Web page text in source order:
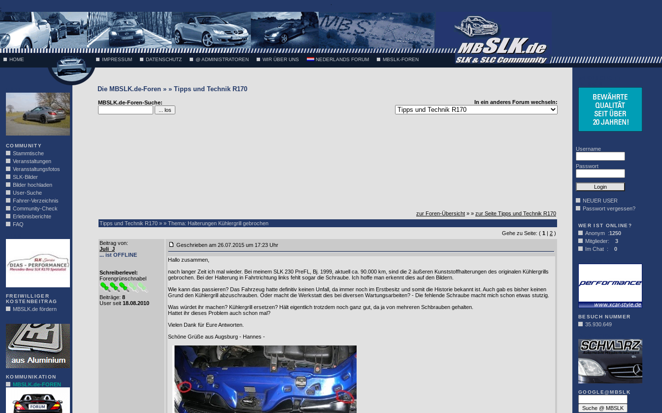
;
HOME IMPRESSUM DATENSCHUTZ @ ADMINISTRATOREN WIR ÜBER UNS NEDERLANDS FORUM MBSLK-FOREN
COMMUNITY
Stammtische
Veranstaltungen
Veranstaltungsfotos
SLK-Bilder
Bilder hochladen
User-Suche
Fahrer-Verzeichnis
Community-Check
Erlebnisberichte
FAQ
FREIWILLIGER
KOSTENBEITRAG
MBSLK.de fördern
KOMMUNIKATION
MBSLK.de-FOREN
Die MBSLK.de-Foren » » Tipps und Technik R170
MBSLK.de-Foren-Suche: In ein anderes Forum wechseln:
zur Foren-Übersicht » » zur Seite Tipps und Technik R170
Tipps und Technik R170 » » Thema: Halterungen Kühlergrill gebrochen
Gehe zu Seite: ( 1 | 2 )
Beitrag von:
Juli_J
... ist OFFLINE
Schreiberlevel:
Forengrünschnabel
Beiträge: 8
User seit 18.08.2010
Geschrieben am 26.07.2015 um 17:23 Uhr
Hallo zusammen,
nach langer Zeit ich mal wieder. Bei meinem SLK 230 PreFL, Bj. 1999, aktuell ca. 90.000 km, sind die 2 äußeren Kunststoffhalterungen des originalen Kühlergrills
gebrochen. Bei der Halterung in Fahrtrichtung links fehlt sogar die Schraube. Ich hoffe man erkennt dies auf den Bildern.
Wie kann das passieren? Das Fahrzeug hatte definitiv keinen Unfall, da immer noch im Erstbesitz und somit die Historie bekannt ist. Auch gab es bisher keinen
Grund den Kühlergrill abzuschrauben. Oder macht die Werkstatt dies bei diversen Wartungsarbeiten? - Die fehlende Schraube macht mich schon etwas stutzig.
Was würdet ihr machen? Kühlergrill ersetzen? Hält eigentlich trotzdem noch ganz gut, da ja von mehreren Schbrauben gehalten.
Hattet ihr dieses Problem auch schon mal?
Vielen Dank für Eure Antworten.
Schöne Grüße aus Augsburg - Hannes -
Username
Passwort
NEUER USER
Passwort vergessen?
WER IST ONLINE?
Anonym :1250
Mitglieder: 3
Im Chat : 0
BESUCH NUMMER
35.930.649
GOOGLE@MBSLK